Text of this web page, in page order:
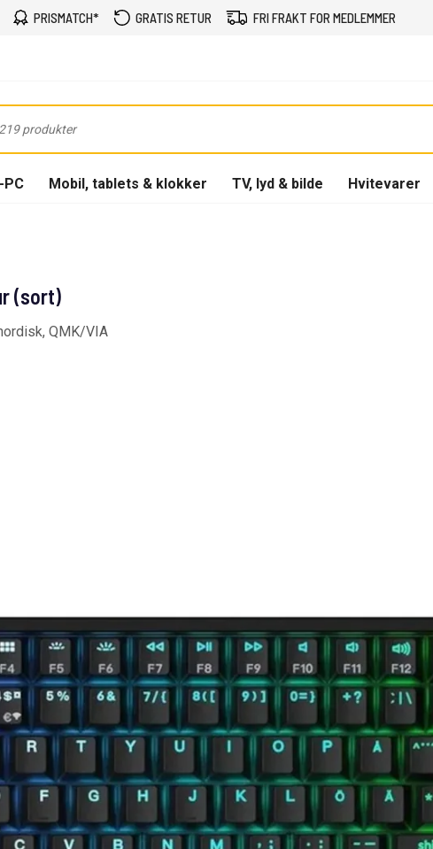
PRISMATCH* GRATIS RETUR FRI FRAKT FOR MEDLEMMER
PC Mobil, tablets & klokker TV, lyd & bilde Hvitevarer
(sort)
QMK/VIA